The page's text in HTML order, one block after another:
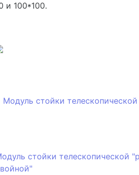
и 100*100.
стойки телескопической